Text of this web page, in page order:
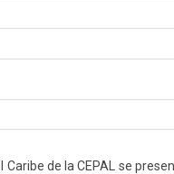
de la CEPAL se